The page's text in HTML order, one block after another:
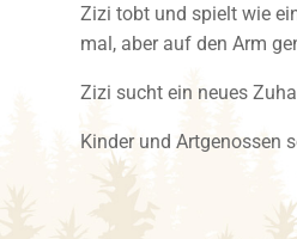
Zizi tobt und spielt wie
mal, aber auf den Arm
Zizi sucht ein neues
Kinder und Artgenossen